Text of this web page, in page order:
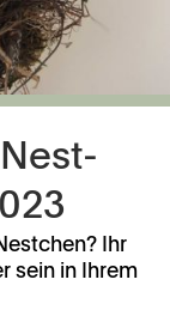
Ihr
sein in Ihrem